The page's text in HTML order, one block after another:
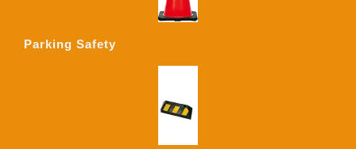
Parking Safety